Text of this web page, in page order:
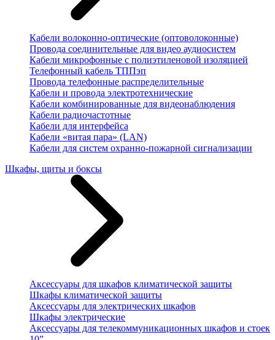
Кабели волоконно-оптические (оптоволоконные)
Провода соединительные для видео аудиосистем
Кабели микрофонные с полиэтиленовой изоляцией
Телефонный кабель ТППэп
Провода телефонные распределительные
Кабели и провода электротехнические
Кабели комбинированные для видеонаблюдения
Кабели радиочастотные
Кабели для интерфейса
Кабели «витая пара» (LAN)
Кабели для систем охранно-пожарной сигнализации
Шкафы, щиты и боксы
Аксессуары для шкафов климатической защиты
Шкафы климатической защиты
Аксессуары для электрических шкафов
Шкафы электрические
Аксессуары для телекоммуникационных шкафов и стоек